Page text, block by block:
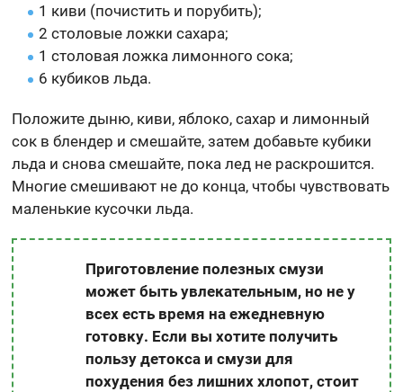
1 киви (почистить и порубить);
2 столовые ложки сахара;
1 столовая ложка лимонного сока;
6 кубиков льда.
Положите дыню, киви, яблоко, сахар и лимонный
сок в блендер и смешайте, затем добавьте кубики
льда и снова смешайте, пока лед не раскрошится.
Многие смешивают не до конца, чтобы чувствовать
маленькие кусочки льда.
Приготовление полезных смузи
может быть увлекательным, но не у
всех есть время на ежедневную
готовку. Если вы хотите получить
пользу детокса и смузи для
похудения без лишних хлопот, стоит